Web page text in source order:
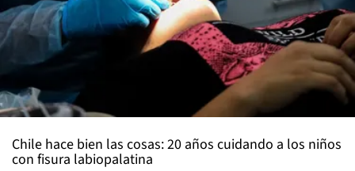
Chile hace bien las cosas: 20 años cuidando a los niños
con fisura labiopalatina